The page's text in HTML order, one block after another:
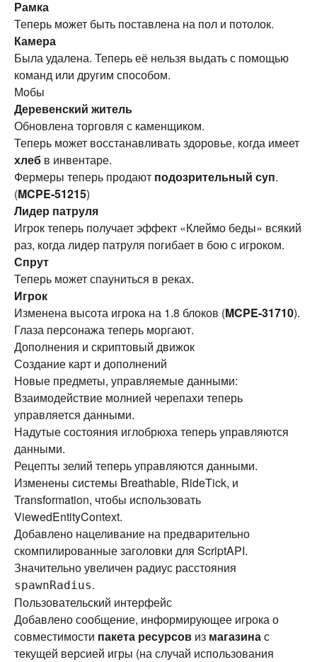
Рамка
Теперь может быть поставлена на пол и потолок.
Камера
Была удалена. Теперь её нельзя выдать с помощью
команд или другим способом.
Мобы
Деревенский житель
Обновлена торговля с каменщиком.
Теперь может восстанавливать здоровье, когда имеет
хлеб в инвентаре.
Фермеры теперь продают подозрительный суп.
(MCPE-51215)
Лидер патруля
Игрок теперь получает эффект «Клеймо беды» всякий
раз, когда лидер патруля погибает в бою с игроком.
Спрут
Теперь может спауниться в реках.
Игрок
Изменена высота игрока на 1.8 блоков (MCPE-31710).
Глаза персонажа теперь моргают.
Дополнения и скриптовый движок
Создание карт и дополнений
Новые предметы, управляемые данными:
Взаимодействие молнией черепахи теперь
управляется данными.
Надутые состояния иглобрюха теперь управляются
данными.
Рецепты зелий теперь управляются данными.
Изменены системы Breathable, RideTick, и
Transformation, чтобы использовать
ViewedEntityContext.
Добавлено нацеливание на предварительно
скомпилированные заголовки для ScriptAPI.
Значительно увеличен радиус расстояния
spawnRadius.
Пользовательский интерфейс
Добавлено сообщение, информирующее игрока о
совместимости пакета ресурсов из магазинас
текущей версией игры (на случай использования